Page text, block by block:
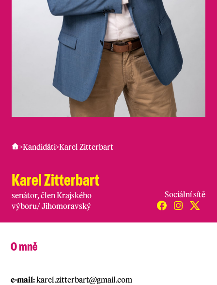
>Kandidáti>Karel Zitterbart
Karel Zitterbart
senátor, člen Krajského
výboru/Jihomoravský
Sociální sítě
O mně
e-mail:karel.zitterbart@gmail.com